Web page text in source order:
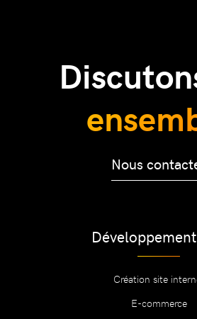
Nous
Création site
E-commerce